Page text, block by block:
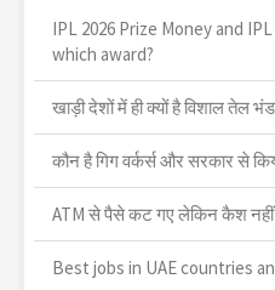
IPL 2026 Prize Money and
which award?
खाड़ी देशों में ही क्यों है व‍िशाल तेल
कौन है गिग वर्कर्स और सरकार से
ATM से पैसे कट गए लेकिन कैश नहीं
Best jobs in UAE countries